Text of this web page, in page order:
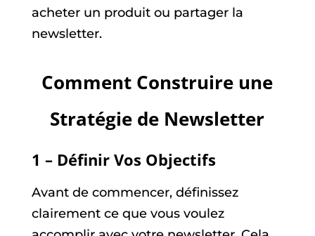
acheter un produit ou partager la
newsletter.
Comment Construire une
Stratégie de Newsletter
1 – Définir Vos Objectifs
Avant de commencer, définissez
clairement ce que vous voulez